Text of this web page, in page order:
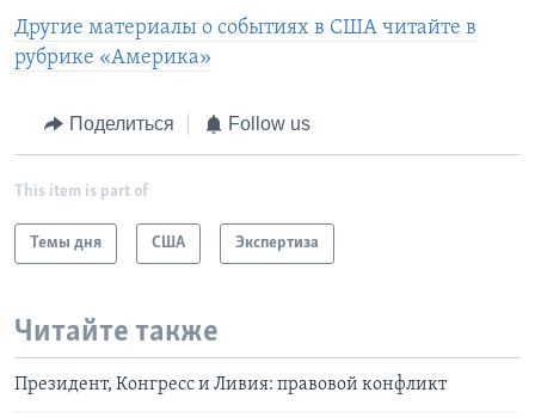
Другие материалы о событиях в США читайте в
рубрике «Америка»
Поделиться Follow us
This item is part of
Темы дня США Экспертиза
Читайте также
Президент, Конгресс и Ливия: правовой конфликт